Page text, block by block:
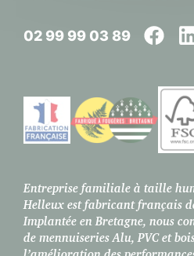
02 99 99 03 89
Entreprise familiale à taille
Helleux est fabricant français
Implantée en Bretagne, nous
de mennuiseries Alu, PVC et
l’amélioration des